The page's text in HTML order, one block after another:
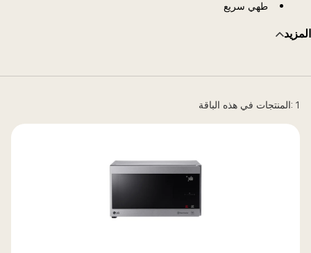
طهي سريع
المزيد
1 :المنتجات في هذه الباقة